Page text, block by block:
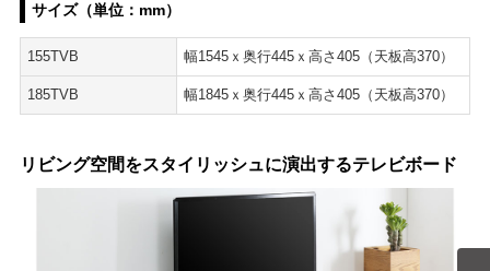
サイズ（単位：mm）
155TVB 幅1545ｘ奥行445ｘ高さ405（天板高370）
185TVB 幅1845ｘ奥行445ｘ高さ405（天板高370）
リビング空間をスタイリッシュに演出するテレビボード